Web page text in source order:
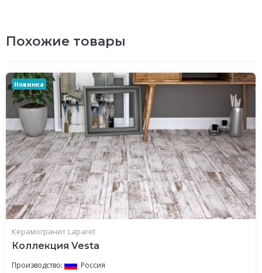
Похожие товары
Новинка
Керамогранит Laparet
Коллекция Vesta
Производство:
Россия